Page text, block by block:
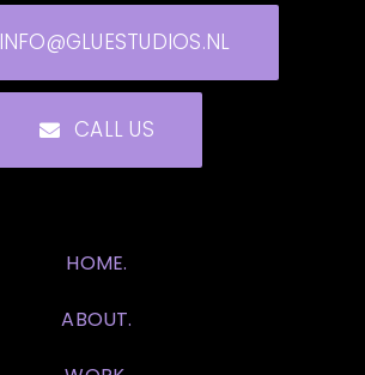
INFO@GLUESTUDIOS.NL
CALL US
HOME.
ABOUT.